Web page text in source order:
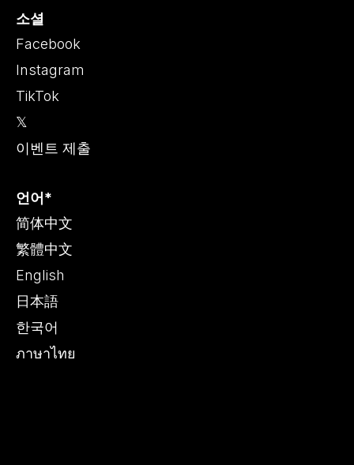
소셜
Facebook
Instagram
TikTok
𝕏
이벤트 제출
언어*
简体中文
繁體中文
English
日本語
한국어
ภาษาไทย